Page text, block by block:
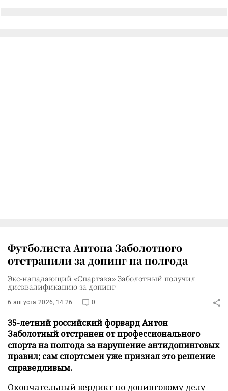
Футболиста Антона Заболотного
отстранили за допинг на полгода
Экс-нападающий «Спартака» Заболотный получил
дисквалификацию за допинг
6 августа 2026, 14:26 0
35-летний российский форвард Антон
Заболотный отстранен от профессионального
спорта на полгода за нарушение антидопинговых
правил; сам спортсмен уже признал это решение
справедливым.
Окончательный вердикт по допинговому делу